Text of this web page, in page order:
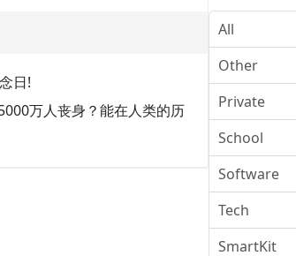
日!
万人丧身？能在人类的历
All
Other
Private
School
Software
Tech
SmartKit